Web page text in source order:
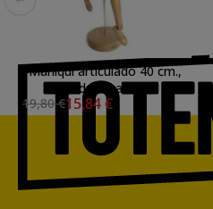
Maniqui articulado 40 cm.,
madera natural
19,80 €15,84 €